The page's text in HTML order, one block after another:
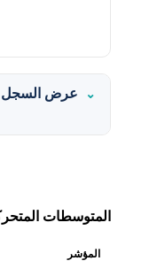
عرض السجل
المتوسطات
المؤشر